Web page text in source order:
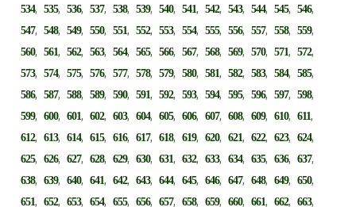
534,535,536,537,538,539,540,541,542,543,544,545,546,
547,548,549,550,551,552,553,554,555,556,557,558,559,
560,561,562,563,564,565,566,567,568,569,570,571,572,
573,574,575,576,577,578,579,580,581,582,583,584,585,
586,587,588,589,590,591,592,593,594,595,596,597,598,
599,600,601,602,603,604,605,606,607,608,609,610,611,
612,613,614,615,616,617,618,619,620,621,622,623,624,
625,626,627,628,629,630,631,632,633,634,635,636,637,
638,639,640,641,642,643,644,645,646,647,648,649,650,
651,652,653,654,655,656,657,658,659,660,661,662,663,